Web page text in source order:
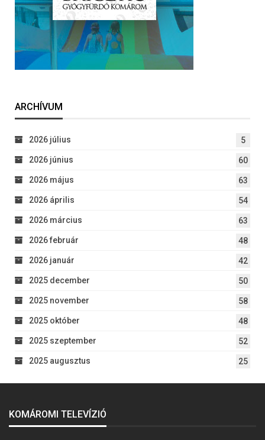
ARCHÍVUM
2026 július 5
2026 június 60
2026 május 63
2026 április 54
2026 március 63
2026 február 48
2026 január 42
2025 december 50
2025 november 58
2025 október 48
2025 szeptember 52
2025 augusztus 25
KOMÁROMI TELEVÍZIÓ